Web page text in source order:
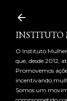
INSTITUTO
O Instituto
que, desde 2012,
Promovemos
incentivando
Somos um